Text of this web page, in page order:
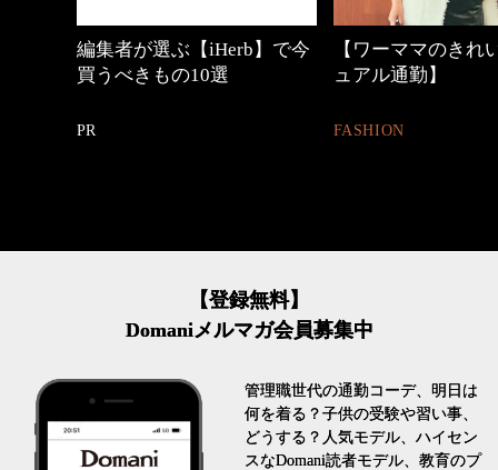
ぶ【iHerb】で今
【ワーママのきれいめカジ
ュアル通勤】
心地よ
とは
【登録無料】
Domaniメルマガ会員募集中
管理職世代の通勤コーデ、明日は
何を着る？子供の受験や習い事、
どうする？人気モデル、ハイセン
スなDomani読者モデル、教育のプ